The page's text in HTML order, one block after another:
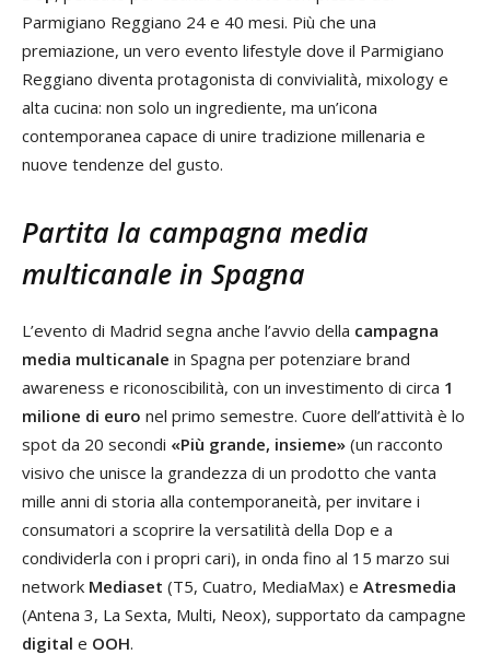
Parmigiano Reggiano 24 e 40 mesi. Più che una
premiazione, un vero evento lifestyle dove il Parmigiano
Reggiano diventa protagonista di convivialità, mixology e
alta cucina: non solo un ingrediente, ma un’icona
contemporanea capace di unire tradizione millenaria e
nuove tendenze del gusto.
Partita la campagna media
multicanale in Spagna
L’evento di Madrid segna anche l’avvio della campagna
media multicanale in Spagna per potenziare brand
awareness e riconoscibilità, con un investimento di circa 1
milione di euro nel primo semestre. Cuore dell’attività è lo
spot da 20 secondi «Più grande, insieme» (un racconto
visivo che unisce la grandezza di un prodotto che vanta
mille anni di storia alla contemporaneità, per invitare i
consumatori a scoprire la versatilità della Dop e a
condividerla con i propri cari), in onda fino al 15 marzo sui
network Mediaset (T5, Cuatro, MediaMax) e Atresmedia
(Antena 3, La Sexta, Multi, Neox), supportato da campagne
digital e OOH.